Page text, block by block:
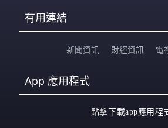
有用連結
新聞資訊 財經資訊 電
App 應用程式
點擊下載app應用程